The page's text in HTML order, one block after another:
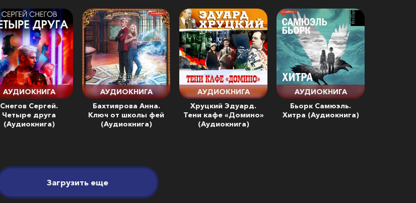
АУДИОКНИГА
Снегов Сергей.
Четыре друга
(Аудиокнига)
АУДИОКНИГА
Бахтиярова Анна.
Ключ от школы фей
(Аудиокнига)
АУДИОКНИГА
Хруцкий Эдуард.
Тени кафе «Домино»
(Аудиокнига)
АУДИОКНИГА
Бьорк Самюэль.
Хитра (Аудиокнига)
Загрузить еще